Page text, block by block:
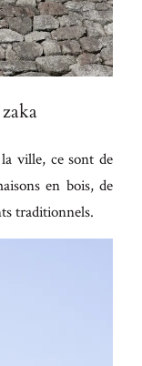
ville, ce sont de
en bois, de
traditionnels.